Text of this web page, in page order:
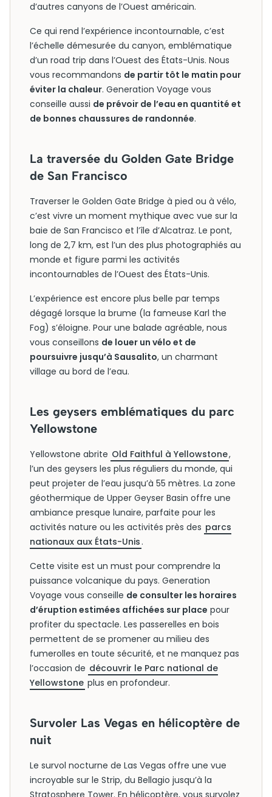
d’autres canyons de l’Ouest américain.
Ce qui rend l’expérience incontournable, c’est
l’échelle démesurée du canyon, emblématique
d’un road trip dans l’Ouest des États-Unis. Nous
vous recommandons de partir tôt le matin pour
éviter la chaleur. Generation Voyage vous
conseille aussi de prévoir de l’eau en quantité et
de bonnes chaussures de randonnée.
La traversée du Golden Gate Bridge
de San Francisco
Traverser le Golden Gate Bridge à pied ou à vélo,
c’est vivre un moment mythique avec vue sur la
baie de San Francisco et l’île d’Alcatraz. Le pont,
long de 2,7 km, est l’un des plus photographiés au
monde et figure parmi les activités
incontournables de l’Ouest des États-Unis.
L’expérience est encore plus belle par temps
dégagé lorsque la brume (la fameuse Karl the
Fog) s’éloigne. Pour une balade agréable, nous
vous conseillons de louer un vélo et de
poursuivre jusqu’à Sausalito, un charmant
village au bord de l’eau.
Les geysers emblématiques du parc
Yellowstone
Yellowstone abrite Old Faithful à Yellowstone,
l’un des geysers les plus réguliers du monde, qui
peut projeter de l’eau jusqu’à 55 mètres. La zone
géothermique de Upper Geyser Basin offre une
ambiance presque lunaire, parfaite pour les
activités nature ou les activités près des parcs
nationaux aux États-Unis .
Cette visite est un must pour comprendre la
puissance volcanique du pays. Generation
Voyage vous conseille de consulter les horaires
d’éruption estimées affichées sur place pour
profiter du spectacle. Les passerelles en bois
permettent de se promener au milieu des
fumerolles en toute sécurité, et ne manquez pas
l’occasion de découvrir le Parc national de
Yellowstone plus en profondeur.
Survoler Las Vegas en hélicoptère de
nuit
Le survol nocturne de Las Vegas offre une vue
incroyable sur le Strip, du Bellagio jusqu’à la
Stratosphere Tower. En hélicoptère, vous survolez